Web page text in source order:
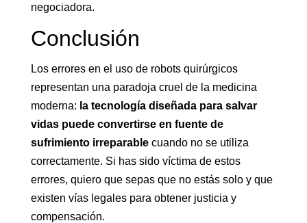
negociadora.
Conclusión
Los errores en el uso de robots quirúrgicos
representan una paradoja cruel de la medicina
moderna: la tecnología diseñada para salvar
vidas puede convertirse en fuente de
sufrimiento irreparablecuando no se utiliza
correctamente. Si has sido víctima de estos
errores, quiero que sepas que no estás solo y que
existen vías legales para obtener justicia y
compensación.